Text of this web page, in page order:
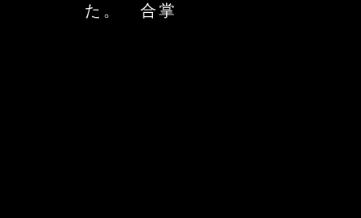
た。 合掌